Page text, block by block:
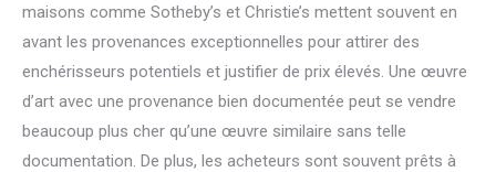
maisons comme Sotheby’s et Christie’s mettent souvent en
avant les provenances exceptionnelles pour attirer des
enchérisseurs potentiels et justifier de prix élevés. Une œuvre
d’art avec une provenance bien documentée peut se vendre
beaucoup plus cher qu’une œuvre similaire sans telle
documentation. De plus, les acheteurs sont souvent prêts à